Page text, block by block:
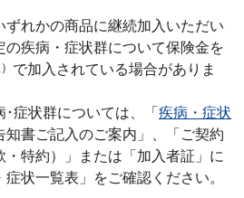
れかの商品に継続加入いただい
の疾病・症状群について保険金を
で加入されている場合がありま
症状群については、「 疾病・症状
知書ご記入のご案内」、「ご契約
特約）」または「加入者証」に
状一覧表」をご確認ください。